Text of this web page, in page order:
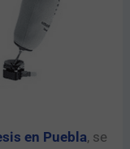
en Puebla, se